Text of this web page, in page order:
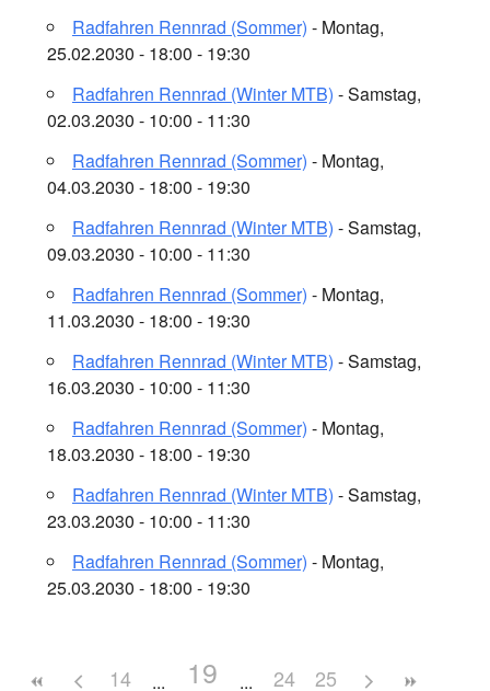
Radfahren Rennrad (Sommer) - Montag,
25.02.2030 - 18:00 - 19:30
Radfahren Rennrad (Winter MTB) - Samstag,
02.03.2030 - 10:00 - 11:30
Radfahren Rennrad (Sommer) - Montag,
04.03.2030 - 18:00 - 19:30
Radfahren Rennrad (Winter MTB) - Samstag,
09.03.2030 - 10:00 - 11:30
Radfahren Rennrad (Sommer) - Montag,
11.03.2030 - 18:00 - 19:30
Radfahren Rennrad (Winter MTB) - Samstag,
16.03.2030 - 10:00 - 11:30
Radfahren Rennrad (Sommer) - Montag,
18.03.2030 - 18:00 - 19:30
Radfahren Rennrad (Winter MTB) - Samstag,
23.03.2030 - 10:00 - 11:30
Radfahren Rennrad (Sommer) - Montag,
25.03.2030 - 18:00 - 19:30
14 19 24 25